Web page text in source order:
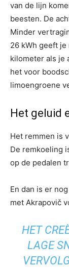
van de lijn
beesten. De
Minder
26 kWh geeft
kilometer als je
het voor
limoengroene
Het geluid
Het remmen is
De remkoeling
op de pedalen
En dan is er
met Akrapovič
HET
LAGE